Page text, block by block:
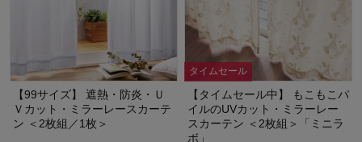
【99サイズ】 遮熱・防炎・Ｕ
Ｖカット・ミラーレースカーテ
ン ＜2枚組／1枚＞
タイムセール
【タイムセール中】 もこもこパ
イルのUVカット・ミラーレー
スカーテン ＜2枚組＞「ミニラ
ボ」